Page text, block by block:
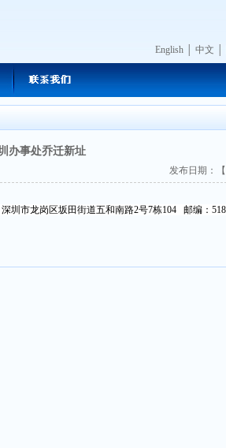
English│ 中文
办事处乔迁新址
发布日期：【
圳市龙岗区坂田街道五和南路2号7栋104邮编：